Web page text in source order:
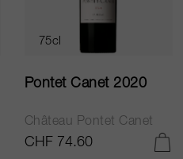
75cl
Pontet Canet 2020
Château Pontet Canet
CHF 74.60